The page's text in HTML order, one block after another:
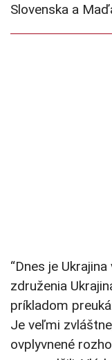
Slovenska a
“Dnes je
združenia
príkladom
Je veľmi
ovplyvnené